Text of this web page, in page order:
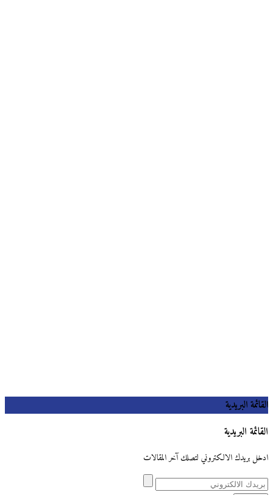
القائمة البريدية
القائمة البريدية
ادخل بريدك الالكتروني لتصلك آخر المقالات